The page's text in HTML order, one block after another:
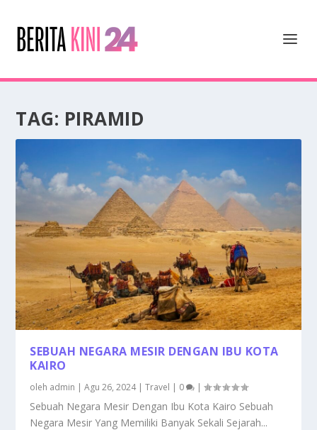
TAG: PIRAMID
SEBUAH NEGARA MESIR DENGAN IBU KOTA
KAIRO
oleh admin |Agu 26, 2024|Travel | 0 |
Sebuah Negara Mesir Dengan Ibu Kota Kairo Sebuah
Negara Mesir Yang Memiliki Banyak Sekali Sejarah...